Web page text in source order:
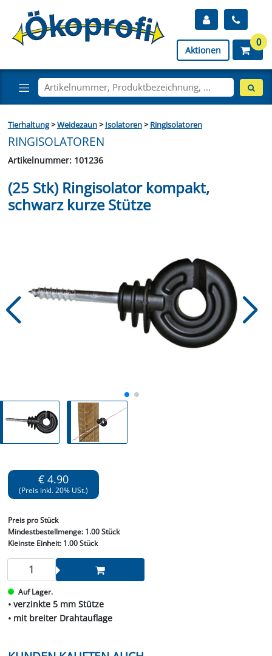
Aktionen
0
Tierhaltung>Weidezaun>Isolatoren>Ringisolatoren
RINGISOLATOREN
Artikelnummer: 101236
(25 Stk) Ringisolator kompakt,
schwarz kurze Stütze
€ 4.90
(Preis inkl. 20% USt.)
Preis pro Stück
Mindestbestellmenge: 1.00 Stück
Kleinste Einheit:1.00 Stück
Auf Lager.
• verzinkte 5 mm Stütze
• mit breiter Drahtauflage